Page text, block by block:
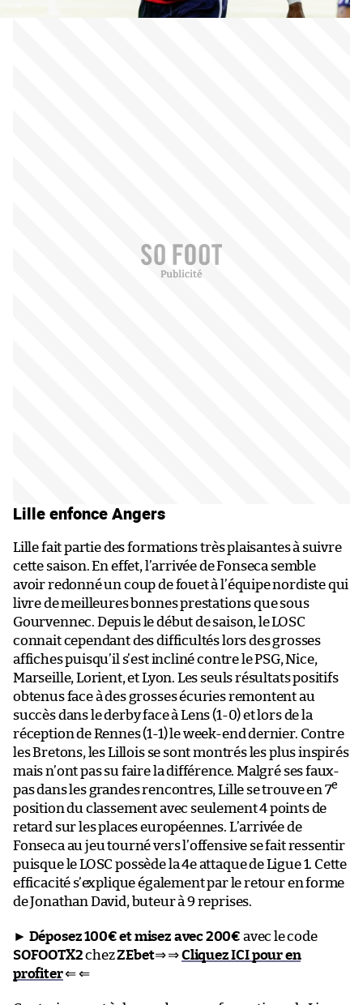
Lille enfonce Angers
Lille fait partie des formations très plaisantes à suivre
cette saison. En effet, l’arrivée de Fonseca semble
avoir redonné un coup de fouet à l’équipe nordiste qui
livre de meilleures bonnes prestations que sous
Gourvennec. Depuis le début de saison, le LOSC
connait cependant des difficultés lors des grosses
affiches puisqu’il s’est incliné contre le PSG, Nice,
Marseille, Lorient, et Lyon. Les seuls résultats positifs
obtenus face à des grosses écuries remontent au
succès dans le derby face à Lens (1-0) et lors de la
réception de Rennes (1-1) le week-end dernier. Contre
les Bretons, les Lillois se sont montrés les plus inspirés
mais n’ont pas su faire la différence. Malgré ses faux-
pas dans les grandes rencontres, Lille se trouve en 7e
position du classement avec seulement 4 points de
retard sur les places européennes. L’arrivée de
Fonseca au jeu tourné vers l’offensive se fait ressentir
puisque le LOSC possède la 4e attaque de Ligue 1. Cette
efficacité s’explique également par le retour en forme
de Jonathan David, buteur à 9 reprises.
► Déposez 100€ et misez avec 200€ avec le code
SOFOOTX2chezZEbet⇒ ⇒Cliquez ICI pour en
profiter⇐ ⇐